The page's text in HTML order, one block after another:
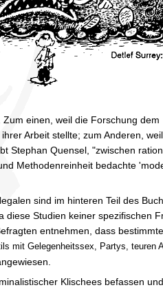
einen, weil die Forschung dem
Arbeit stellte; zum Anderen,
Stephan Quensel, "zwischen
Methodenreinheit bedachte
sind im hinteren Teil des
Studien keiner spezifischen
entnehmen, dass
mit Gelegenheitssex, Partys, teuren
Klischees befassen